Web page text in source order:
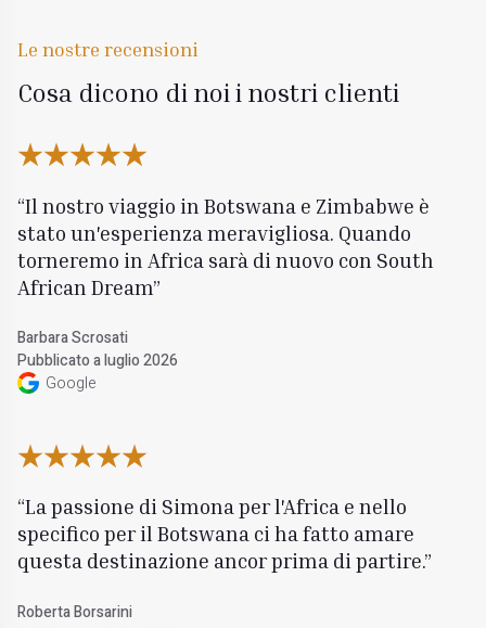
Le nostre recensioni
Cosa dicono di noi i nostri clienti
Il nostro viaggio in Botswana e Zimbabwe è
stato un'esperienza meravigliosa. Quando
torneremo in Africa sarà di nuovo con South
African Dream
Barbara Scrosati
Pubblicato a luglio 2026
Google
La passione di Simona per l'Africa e nello
specifico per il Botswana ci ha fatto amare
questa destinazione ancor prima di partire.
Roberta Borsarini